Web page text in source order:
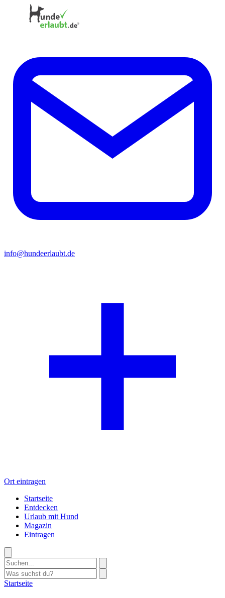
info@hundeerlaubt.de
Ort eintragen
Startseite
Entdecken
Urlaub mit Hund
Magazin
Eintragen
Startseite